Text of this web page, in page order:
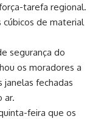
tarefa regional.
de material
segurança do
os moradores a
fechadas
ar.
feira que os